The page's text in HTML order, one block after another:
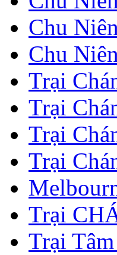
Chu
Chu
Trại
Trại
Trại
Trại
Trại
Trại